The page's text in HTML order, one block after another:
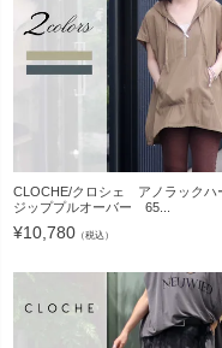
CLOCHE/クロシェ アノラックハ
ジッププルオーバー 65...
¥10,780 （税込）